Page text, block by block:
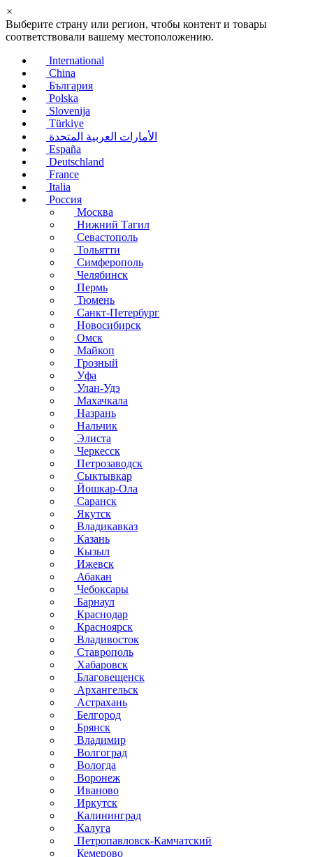
×
Выберите страну или регион, чтобы контент и товары
соответствовали вашему местоположению.
International
China
България
Polska
Slovenija
Türkiye
الأمارات العربية المتحدة
España
Deutschland
France
Italia
Россия
Москва
Нижний Тагил
Севастополь
Тольятти
Симферополь
Челябинск
Пермь
Тюмень
Санкт-Петербург
Новосибирск
Омск
Майкоп
Грозный
Уфа
Улан-Удэ
Махачкала
Назрань
Нальчик
Элиста
Черкесск
Петрозаводск
Сыктывкар
Йошкар-Ола
Саранск
Якутск
Владикавказ
Казань
Кызыл
Ижевск
Абакан
Чебоксары
Барнаул
Краснодар
Красноярск
Владивосток
Ставрополь
Хабаровск
Благовещенск
Архангельск
Астрахань
Белгород
Брянск
Владимир
Волгоград
Вологда
Воронеж
Иваново
Иркутск
Калининград
Калуга
Петропавловск-Камчатский
Кемерово